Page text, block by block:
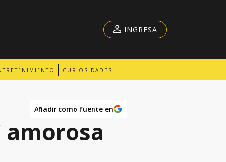
CURIOSIDADES
INGRESA
Añadir como fuente en
amorosa